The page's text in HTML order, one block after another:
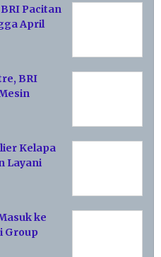
Pacitan
April
BRI
Kelapa
Layani
ke
Group